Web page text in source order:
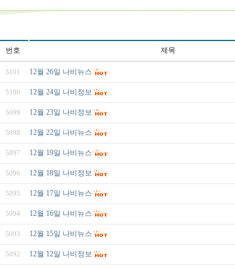
번호 제목
5101 12월 26일 나비뉴스
5100 12월 24일 나비정보
5099 12월 23일 나비정보
5098 12월 22일 나비뉴스
5097 12월 19일 나비뉴스
5096 12월 18일 나비정보
5095 12월 17일 나비뉴스
5094 12월 16일 나비뉴스
5093 12월 15일 나비뉴스
5092 12월 12일 나비정보